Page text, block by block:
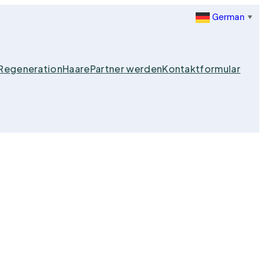
HaarePartner werdenKontaktformular
German ▼